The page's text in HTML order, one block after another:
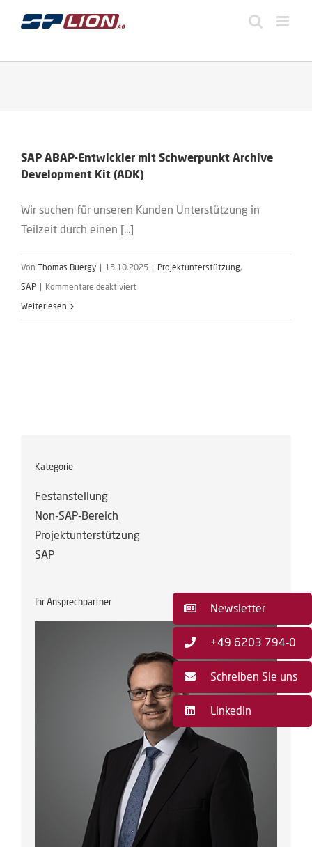
Inhalt
SAP ABAP-Entwickler mit Schwerpunkt Archive
Development Kit (ADK)
Wir suchen für unseren Kunden Unterstützung in
Teilzeit durch einen [...]
Von Thomas Buergy 15.10.2025 Projektunterstützung,
SAP Kommentare deaktiviertfür
Weiterlesen
Kategorie
Festanstellung
Non-SAP-Bereich
Projektunterstützung
SAP
Ihr Ansprechpartner
Newsletter
+49 6203 794-0
Schreiben Sie uns
Linkedin